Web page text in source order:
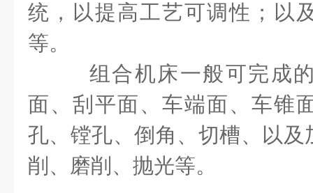
统，以提高工艺可调性；以
等。
组合机床一般可完成
面、刮平面、车端面、车锥
孔、镗孔、倒角、切槽、以
削、磨削、抛光等。